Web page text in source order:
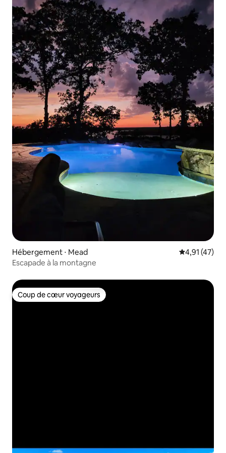
Hébergement ⋅ Mead Évaluation
4,91 (47)
Escapade à la montagne
Coup de cœur voyageurs
Coup de cœur voyageurs